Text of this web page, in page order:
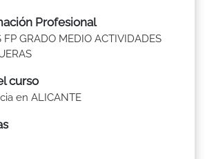
Profesional
FP GRADO MEDIO ACTIVIDADES
curso
en ALICANTE